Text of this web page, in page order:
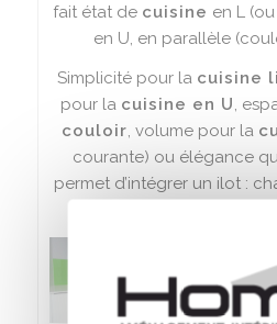
fait état de cuisine en L
en U, en parallèle
Simplicité pour la cuisine
pour la cuisine en U,
couloir, volume pour la
courante) ou élégance
permet d’intégrer un ilot :